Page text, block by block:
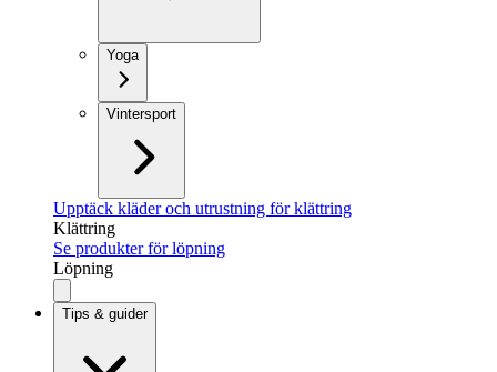
Yoga
Vintersport
Upptäck kläder och utrustning för klättring
Klättring
Se produkter för löpning
Löpning
Tips & guider